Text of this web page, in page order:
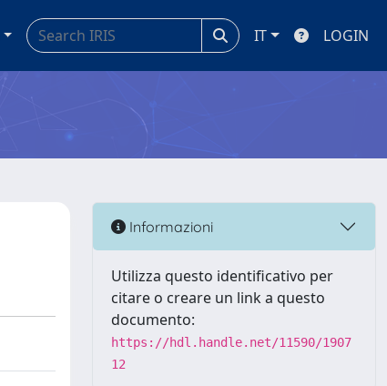
IT LOGIN
Informazioni
Utilizza questo identificativo per
citare o creare un link a questo
documento:
https://hdl.handle.net/11590/1907
12